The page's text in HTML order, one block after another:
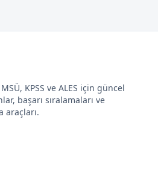
MSÜ, KPSS ve ALES için güncel
başarı sıralamaları ve
araçları.